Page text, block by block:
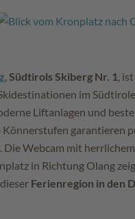
Südtirols Skiberg Nr. 1 ,
im
Liftanlagen und
Könnerstufen garantieren
Die Webcam mit
in Richtung Olang
Ferienregion in den